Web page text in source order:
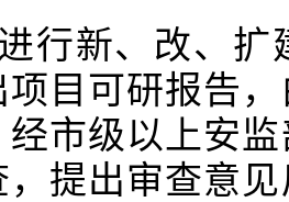
行新、改、扩
项目可研报告
市级以上安
，提出审查意